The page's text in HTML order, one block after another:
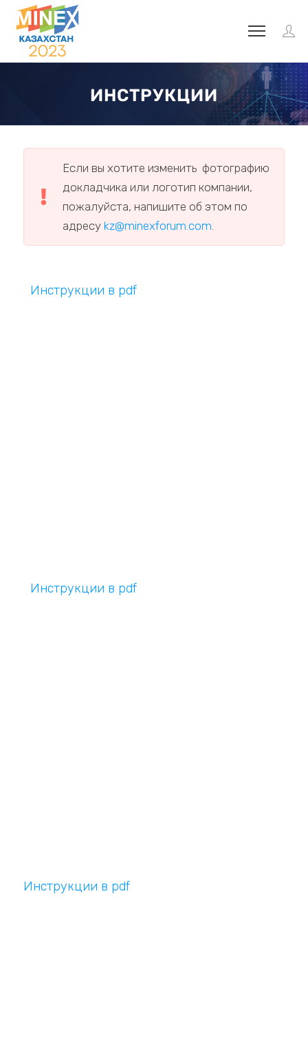
ИНСТРУКЦИИ
Если вы хотите изменить фотографию
докладчика или логотип компании,
пожалуйста, напишите об этом по
адресуkz@minexforum.com.
Инструкции в pdf
Инструкции в pdf
Инструкции в pdf